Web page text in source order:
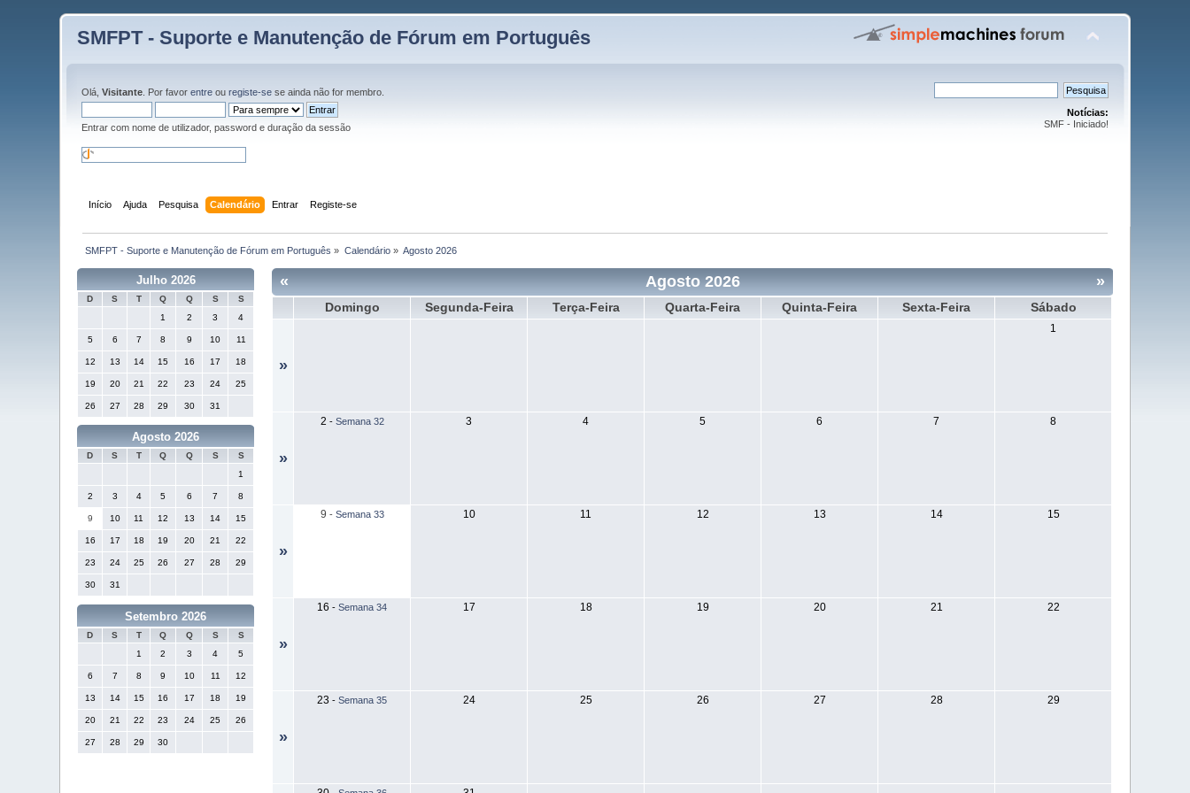
SMFPT - Suporte e Manutenção de Fórum em Português
Olá,Visitante . Por favorentre ouregiste-se se ainda não for membro.
Entrar com nome de utilizador, password e duração da sessão
Notícias:
SMF - Iniciado!
Início Ajuda Pesquisa Calendário Entrar Registe-se
SMFPT - Suporte e Manutenção de Fórum em Português » Calendário» Agosto 2026
Julho 2026
D S T Q Q S
S
1
2 3 4
5 6 7 8 9 10 11
12 13 14 15 16 17 18
19 20 21 22 23 24 25
26 27 28 29 30 31
Agosto 2026
D S T Q Q S
S
1
2 3 4 5 6 7 8
9 10 11 12 13 14 15
16 17 18 19 20 21 22
23 24 25 26 27 28 29
30 31
Setembro 2026
D S T Q Q S
S
1
2 3 4 5
6 7 8 9 10 11 12
13 14 15 16 17 18 19
20 21 22 23 24 25 26
27 28 29 30
« »
Agosto 2026
Domingo Segunda-Feira Terça-Feira Quarta-Feira Quinta-Feira Sexta-Feira Sábado
»
1
»
2 - Semana 32 3 4 5 6 7 8
»
9 - Semana 33 10 11 12 13 14 15
»
16 -Semana 34 17 18 19 20 21 22
»
23 -Semana 35 24 25 26 27 28 29